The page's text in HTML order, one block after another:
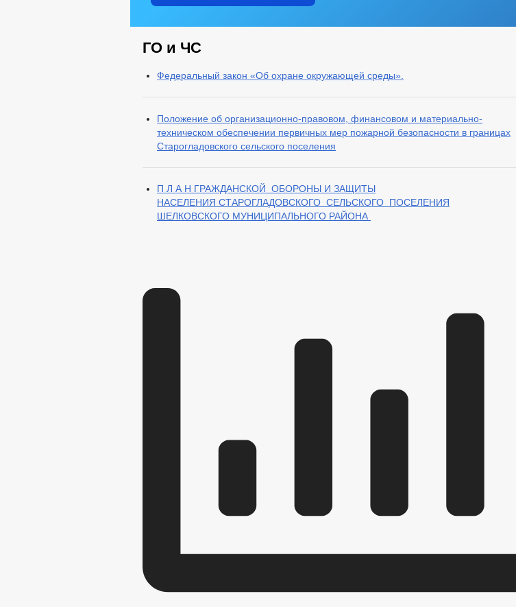
ГО и ЧС
Федеральный закон «Об охране окружающей среды».
Положение об организационно-правовом, финансовом и материально-
техническом обеспечении первичных мер пожарной безопасности в границах
Старогладовского сельского поселения
П Л А Н ГРАЖДАНСКОЙ ОБОРОНЫ И ЗАЩИТЫ
НАСЕЛЕНИЯ СТАРОГЛАДОВСКОГО СЕЛЬСКОГО ПОСЕЛЕНИЯ
ШЕЛКОВСКОГО МУНИЦИПАЛЬНОГО РАЙОНА